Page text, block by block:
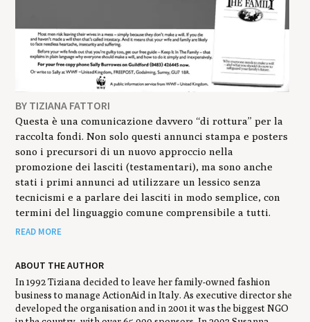
BY TIZIANA FATTORI
Questa è una comunicazione davvero “di rottura” per la
raccolta fondi. Non solo questi annunci stampa e posters
sono i precursori di un nuovo approccio nella
promozione dei lasciti (testamentari), ma sono anche
stati i primi annunci ad utilizzare un lessico senza
tecnicismi e a parlare dei lasciti in modo semplice, con
termini del linguaggio comune comprensibile a tutti.
READ MORE
ABOUT THE AUTHOR
In 1992 Tiziana decided to leave her family-owned fashion
business to manage ActionAid in Italy. As executive director she
developed the organisation and in 2001 it was the biggest NGO